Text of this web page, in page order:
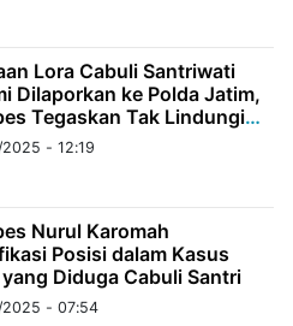
Lora Cabuli Santriwati
Dilaporkan ke Polda Jatim,
Tegaskan Tak Lindungi
- 12:19
Nurul Karomah
Posisi dalam Kasus
Diduga Cabuli Santri
2025 - 07:54